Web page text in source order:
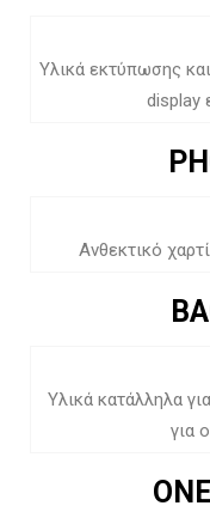
Υλικά εκτύπωσης
display
Ανθεκτικό
Υλικά κατάλληλα
για